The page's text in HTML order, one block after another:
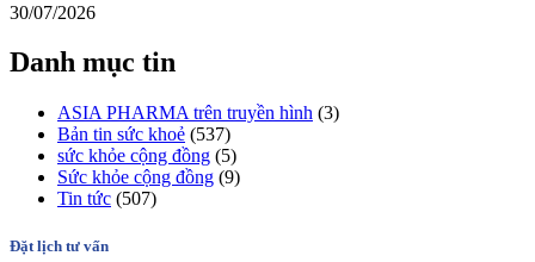
30/07/2026
Danh mục tin
ASIA PHARMA trên truyền hình (3)
Bản tin sức khoẻ (537)
sức khỏe cộng đồng (5)
Sức khỏe cộng đồng (9)
Tin tức (507)
Đặt lịch tư vấn